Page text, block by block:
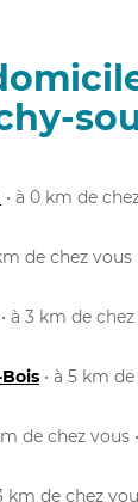
• à 0 km de
de chez
• à 3 km de
• à 5 km
de chez vous
km de chez